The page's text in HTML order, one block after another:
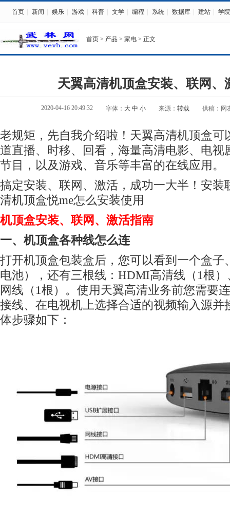
首页 新闻 娱乐 游戏 科普 文学 编程 系统 数据库 建站 学院
首页 > 产品 > 家电 > 正文
天翼高清机顶盒安装、联网、
2020-04-16 20:49:32 字体： 大 中 小 来源： 转载 供稿：网
老规矩，先自我介绍啦！天翼高清机顶盒可
道直播、时移、回看，海量高清电影、电视
节目，以及游戏、音乐等丰富的在线应用。
搞定安装、联网、激活，成功一大半！安装
清机顶盒悦me怎么安装使用
机顶盒安装、联网、激活指南
一、机顶盒各种线怎么连
打开机顶盒包装盒后，您可以看到一个盒子
电池），还有三根线：HDMI高清线（1根
网线（1根）。使用天翼高清业务前您需要
接线、在电视机上选择合适的视频输入源并
体步骤如下：